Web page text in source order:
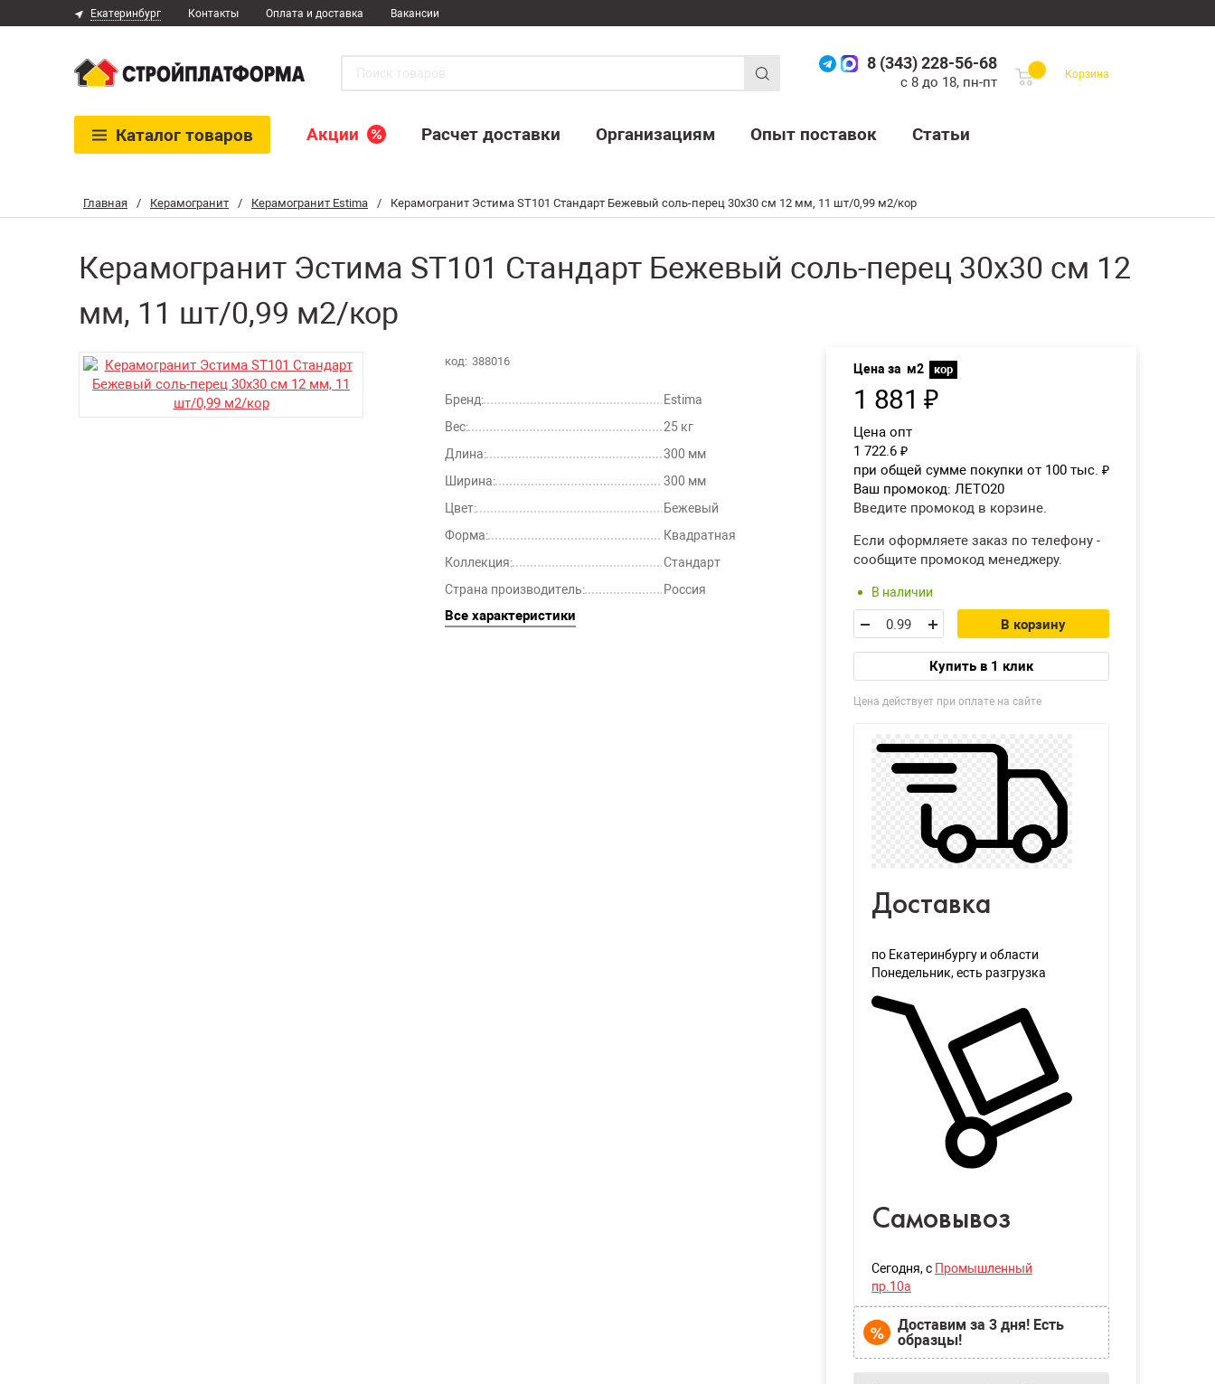
Главная / Керамогранит / Керамогранит Estima / Керамогранит Эстима ST101 Стандарт Бежевый соль-перец 30x30 см 12 мм, 11 шт/0,99 м2/кор
Керамогранит Эстима ST101 Стандарт Бежевый соль-перец 30x30 см 12
мм, 11 шт/0,99 м2/кор
код: 388016
Бренд:
Estima
Вес:
25 кг
Длина:
300 мм
Ширина:
300 мм
Цвет:
Бежевый
Форма:
Квадратная
Коллекция:
Стандарт
Страна производитель:
Россия
Все характеристики
Цена за м2 кор
1 881 ₽
Цена опт
1 722.6 ₽
при общей сумме покупки от 100 тыс. ₽
Ваш промокод: ЛЕТО20
Введите промокод в корзине.
Если оформляете заказ по телефону -
сообщите промокод менеджеру.
В наличии
В корзину
Купить в 1 клик
Цена действует при оплате на сайте
Доставка
по Екатеринбургу и области
Понедельник, есть разгрузка
Самовывоз
Сегодня, с Промышленный
пр.10а
Доставим за 3 дня! Есть
образцы!
Екатеринбург Контакты Оплата и доставка Вакансии
8 (343) 228-56-68
с 8 до 18, пн-пт
Корзина
Каталог товаров Акции Расчет доставки Организациям Опыт поставок Статьи